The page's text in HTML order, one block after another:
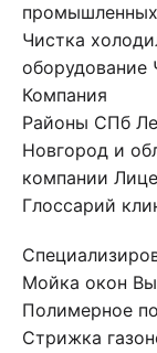
Чистка
оборудование
Компания
Районы СПб
Новгород и
компании
Глоссарий
Мойка окон
Полимерное
Стрижка